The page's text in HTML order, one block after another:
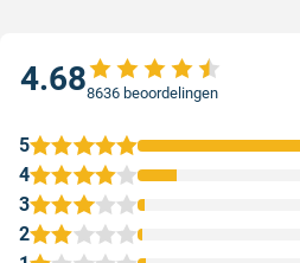
4.688636 beoordelingen
2
3
4
5